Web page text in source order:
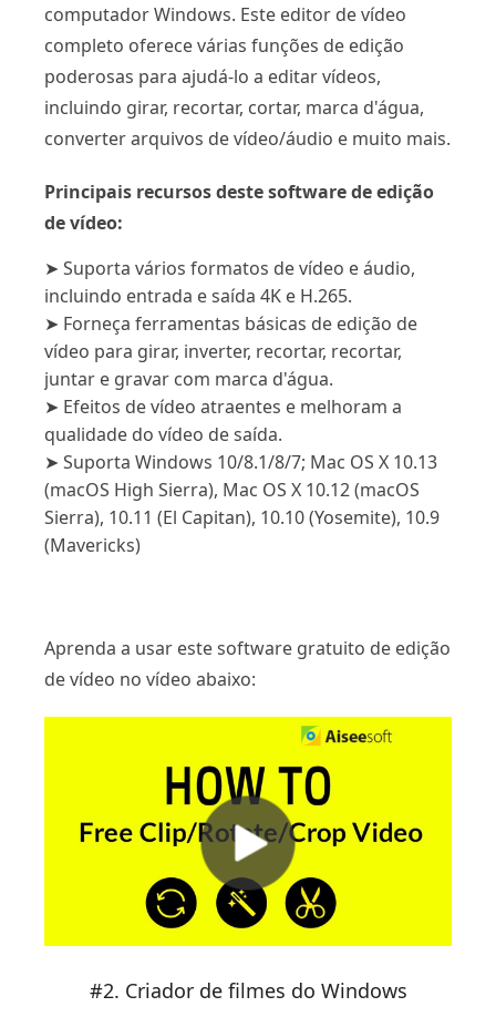
computador Windows. Este editor de vídeo
completo oferece várias funções de edição
poderosas para ajudá-lo a editar vídeos,
incluindo girar, recortar, cortar, marca d'água,
converter arquivos de vídeo/áudio e muito mais.
Principais recursos deste software de edição
de vídeo:
➤ Suporta vários formatos de vídeo e áudio,
incluindo entrada e saída 4K e H.265.
➤ Forneça ferramentas básicas de edição de
vídeo para girar, inverter, recortar, recortar,
juntar e gravar com marca d'água.
➤ Efeitos de vídeo atraentes e melhoram a
qualidade do vídeo de saída.
➤ Suporta Windows 10/8.1/8/7; Mac OS X 10.13
(macOS High Sierra), Mac OS X 10.12 (macOS
Sierra), 10.11 (El Capitan), 10.10 (Yosemite), 10.9
(Mavericks)
Aprenda a usar este software gratuito de edição
de vídeo no vídeo abaixo:
#2. Criador de filmes do Windows